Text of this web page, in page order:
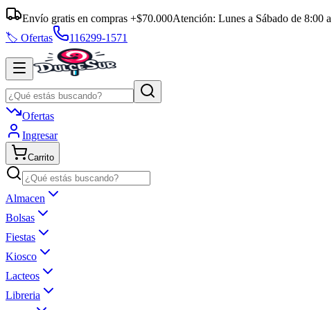
Envío gratis en compras +$70.000Atención: Lunes a Sábado de 8:00 a
🏷️ Ofertas
116299-1571
Ofertas
Ingresar
Carrito
Almacen
Bolsas
Fiestas
Kiosco
Lacteos
Libreria